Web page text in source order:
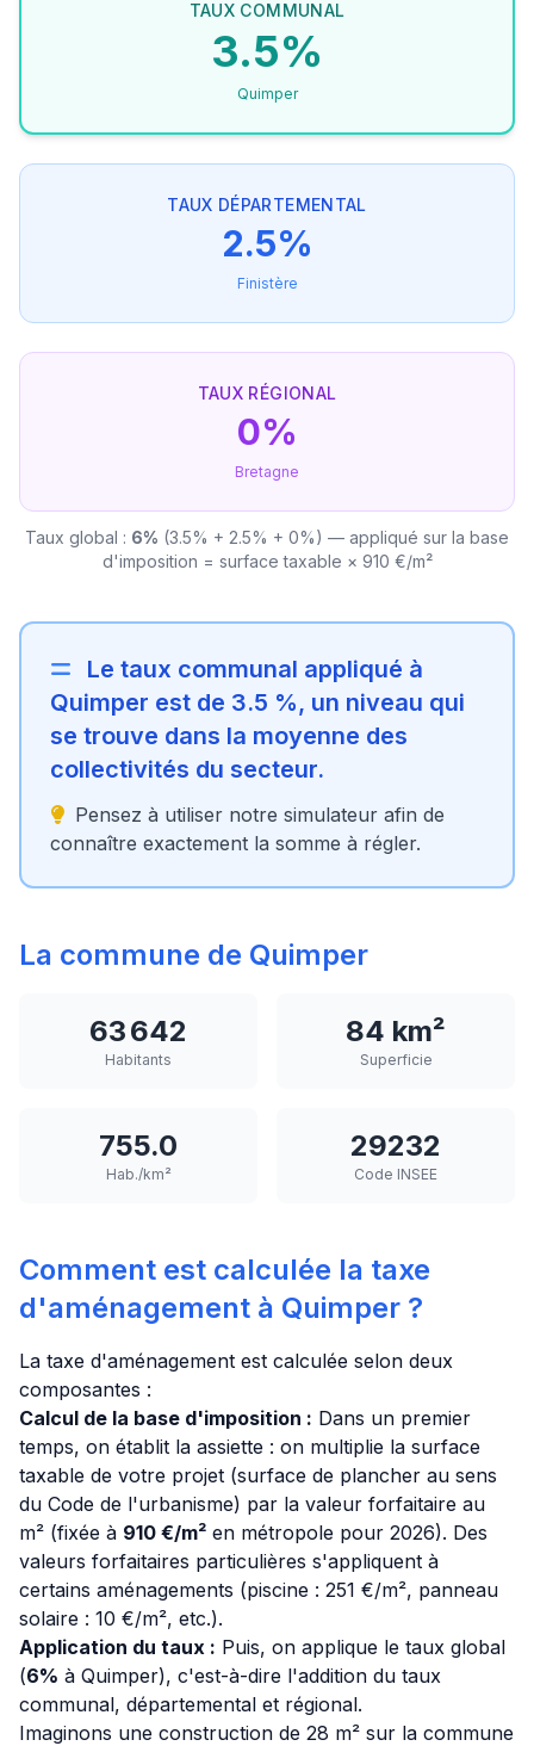
TAUX COMMUNAL
3.5%
Quimper
TAUX DÉPARTEMENTAL
2.5%
Finistère
TAUX RÉGIONAL
0%
Bretagne
Taux global : 6% (3.5% + 2.5% + 0%) — appliqué sur la base
d'imposition = surface taxable × 910 €/m²
Le taux communal appliqué à
Quimper est de 3.5 %, un niveau qui
se trouve dans la moyenne des
collectivités du secteur.
Pensez à utiliser notre simulateur afin de
connaître exactement la somme à régler.
La commune de Quimper
63 642
Habitants
84 km²
Superficie
755.0
Hab./km²
29232
Code INSEE
Comment est calculée la taxe
d'aménagement à Quimper ?
La taxe d'aménagement est calculée selon deux
composantes :
Calcul de la base d'imposition : Dans un premier
temps, on établit la assiette : on multiplie la surface
taxable de votre projet (surface de plancher au sens
du Code de l'urbanisme) par la valeur forfaitaire au
m² (fixée à 910 €/m² en métropole pour 2026). Des
valeurs forfaitaires particulières s'appliquent à
certains aménagements (piscine : 251 €/m², panneau
solaire : 10 €/m², etc.).
Application du taux : Puis, on applique le taux global
(6% à Quimper), c'est-à-dire l'addition du taux
communal, départemental et régional.
Imaginons une construction de 28 m² sur la commune